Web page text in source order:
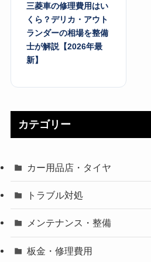
三菱車の修理費用はい
くら？デリカ・アウト
ランダーの相場を整備
士が解説【2026年最
新】
カテゴリー
カー用品店・タイヤ
トラブル対処
メンテナンス・整備
板金・修理費用